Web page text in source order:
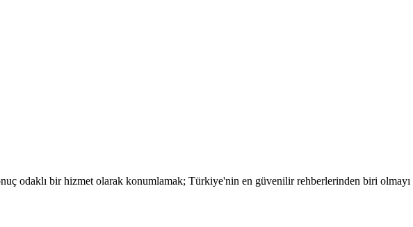
odaklı bir hizmet olarak konumlamak; Türkiye'nin en güvenilir rehberlerinden biri